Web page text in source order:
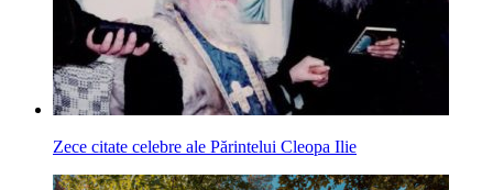
Zece citate celebre ale Părintelui Cleopa Ilie